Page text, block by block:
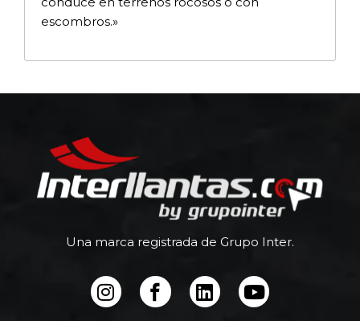
escombros.»
Una marca registrada de Grupo Inter.